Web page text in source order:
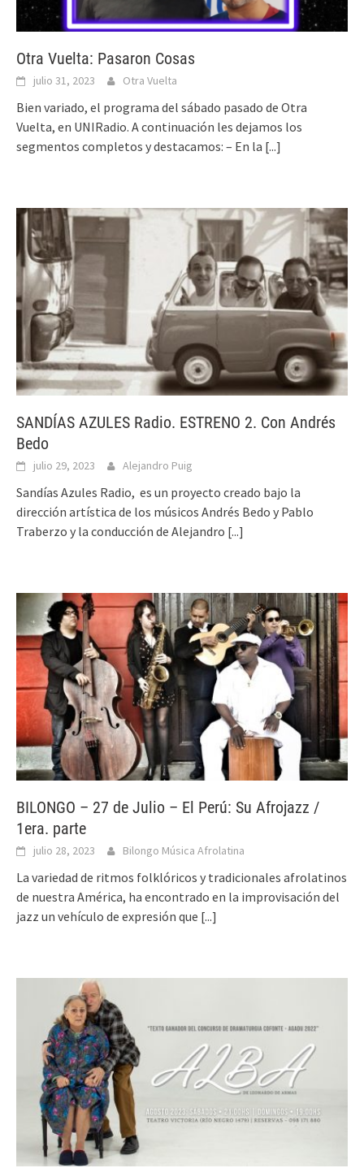
Otra Vuelta: Pasaron Cosas
julio 31, 2023 Otra Vuelta
Bien variado, el programa del sábado pasado de Otra
Vuelta, en UNIRadio. A continuación les dejamos los
segmentos completos y destacamos: – En la [...]
SANDÍAS AZULES Radio. ESTRENO 2. Con Andrés
Bedo
julio 29, 2023 Alejandro Puig
Sandías Azules Radio, es un proyecto creado bajo la
dirección artística de los músicos Andrés Bedo y Pablo
Traberzo y la conducción de Alejandro [...]
BILONGO – 27 de Julio – El Perú: Su Afrojazz /
1era. parte
julio 28, 2023 Bilongo Música Afrolatina
La variedad de ritmos folklóricos y tradicionales afrolatinos
de nuestra América, ha encontrado en la improvisación del
jazz un vehículo de expresión que [...]